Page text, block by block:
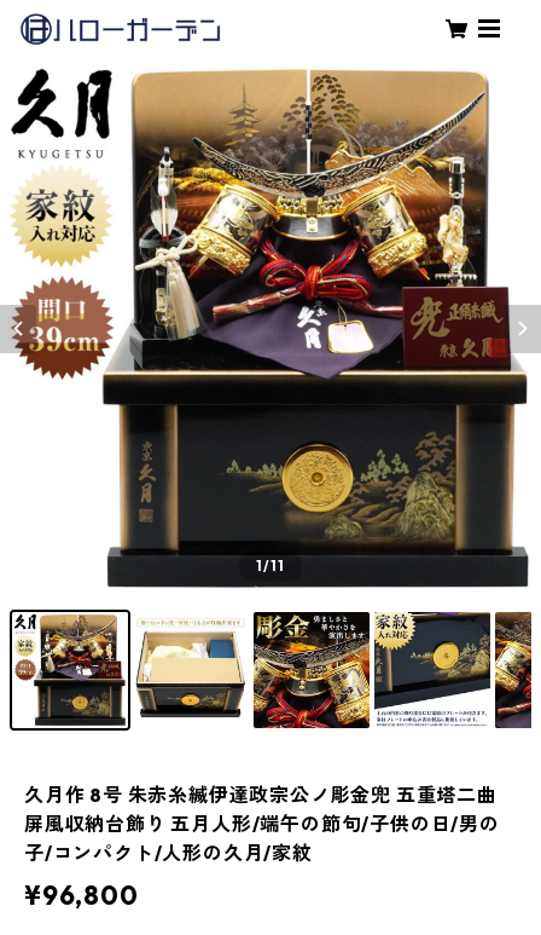
1/11
久月作 8号 朱赤糸縅伊達政宗公ノ彫金兜 五重塔二曲
屏風収納台飾り 五月人形/端午の節句/子供の日/男の
子/コンパクト/人形の久月/家紋
¥96,800